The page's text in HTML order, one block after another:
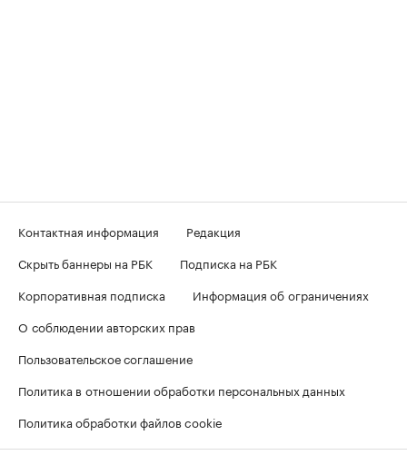
Контактная информация
Редакция
Скрыть баннеры на РБК
Подписка на РБК
Корпоративная подписка
Информация об ограничениях
О соблюдении авторских прав
Пользовательское соглашение
Политика в отношении обработки персональных данных
Политика обработки файлов cookie